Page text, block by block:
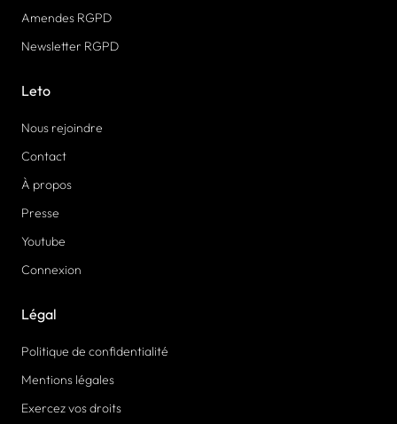
Amendes RGPD
Newsletter RGPD
Leto
Nous rejoindre
Contact
À propos
Presse
Youtube
Connexion
Légal
Politique de confidentialité
Mentions légales
Exercez vos droits